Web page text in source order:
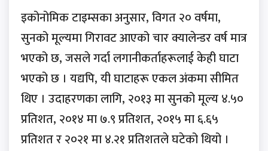
इकोनोमिक टाइम्सका अनुसार, विगत २० वर्षमा,
सुनको मूल्यमा गिरावट आएको चार क्यालेन्डर वर्ष मात्र
भएको छ, जसले गर्दा लगानीकर्ताहरूलाई केही घाटा
भएको छ । यद्यपि, यी घाटाहरू एकल अंकमा सीमित
थिए । उदाहरणका लागि, २०१३ मा सुनको मूल्य ४.५०
प्रतिशत, २०१४ मा ७.९ प्रतिशत, २०१५ मा ६.६५
प्रतिशत र २०२१ मा ४.२१ प्रतिशतले घटेको थियो ।